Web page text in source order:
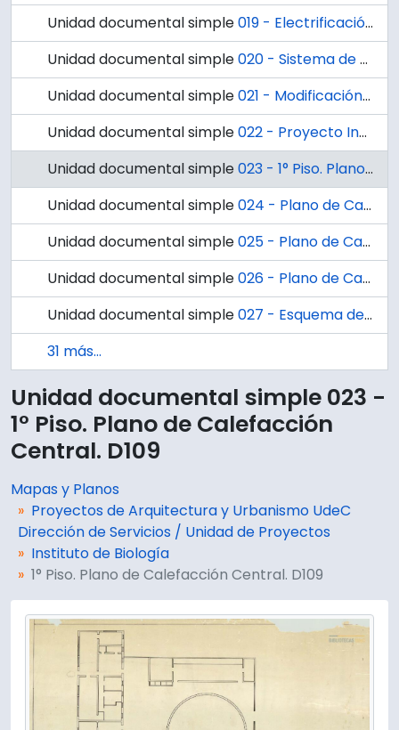
Unidad documental simple019 - Electrificación Croquis Lab 306. D85.
Unidad documental simple020 - Sistema de Partida Motor Diesel. Biología Marina.
Unidad documental simple021 - Modificación Circuito Retorno Sala de Caldera Instituto de Biología. D107.
Unidad documental simple022 - Proyecto Instalación Fuerza Laboratorios 1 y 2. 1° Piso. D108.
Unidad documental simple023 - 1° Piso. Plano de Calefacción Central. D109
Unidad documental simple024 - Plano de Calefacción Central 2° Piso. D110
Unidad documental simple025 - Plano de Calefacción Central 3° Piso. D111.
Unidad documental simple026 - Plano de Calefacción Central, Laboratorios de Fisiología y Algas del Instituto de Biología. D112.
Unidad documental simple027 - Esquema de Subidas. D115
31 más...
Unidad documental simple 023 -
1° Piso. Plano de Calefacción
Central. D109
Mapas y Planos
Proyectos de Arquitectura y Urbanismo UdeC
Dirección de Servicios / Unidad de Proyectos
Instituto de Biología
1° Piso. Plano de Calefacción Central. D109